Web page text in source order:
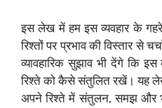
इस लेख में हम इस व्यवहार के
रिश्तों पर प्रभाव की विस्तार से
व्यावहारिक सुझाव भी देंगे कि
रिश्ते को कैसे संतुलित रखें। यह
अपने रिश्ते में संतुलन, समझ और